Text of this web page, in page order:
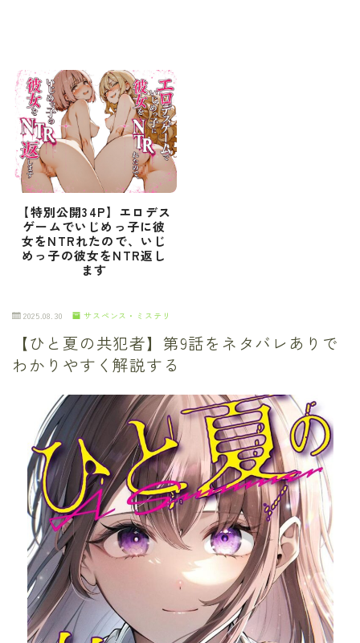
【特別公開34P】エロデス
ゲームでいじめっ子に彼
女をNTRれたので、いじ
めっ子の彼女をNTR返し
ます
2025.08.30 サスペンス・ミステリ
【ひと夏の共犯者】第9話をネタバレありで
わかりやすく解説する